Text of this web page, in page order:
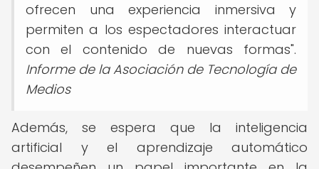
ofrecen una experiencia inmersiva y
permiten a los espectadores interactuar
con el contenido de nuevas formas".
Informe de la Asociación de Tecnología de
Medios
Además, se espera que la inteligencia
artificial y el aprendizaje automático